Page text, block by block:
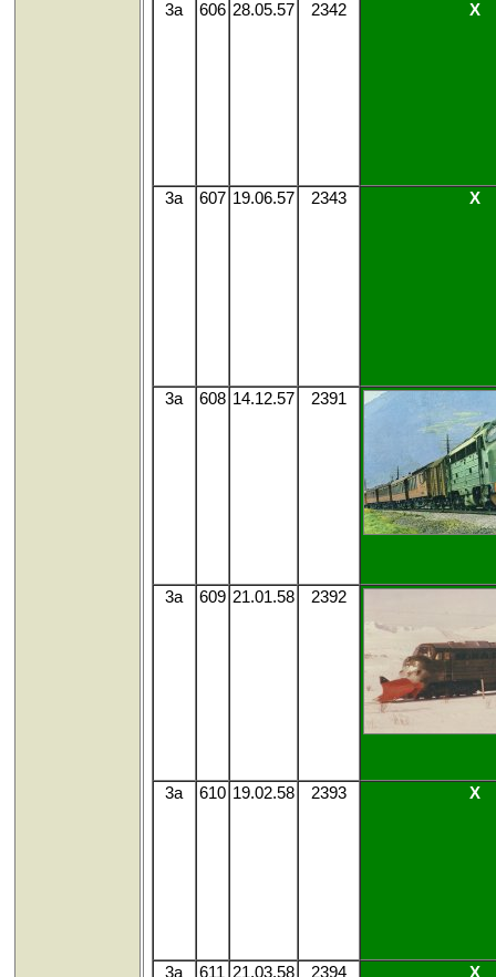
3a 606 28.05.57 2342 X
3a 607 19.06.57 2343 X
3a 608 14.12.57 2391
3a 609 21.01.58 2392
3a 610 19.02.58 2393 X
3a 611 21.03.58 2394 X